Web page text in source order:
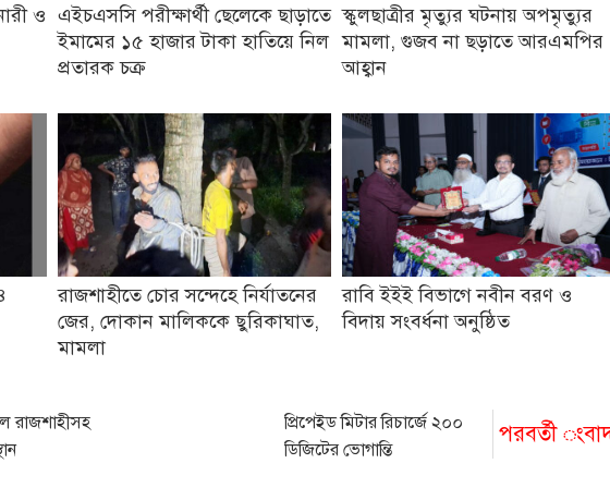
ও এইচএসসি পরীক্ষার্থী ছেলেকে ছাড়াতে
ইমামের ১৫ হাজার টাকা হাতিয়ে নিল
প্রতারক চক্র
স্কুলছাত্রীর মৃত্যুর ঘটনায় অপমৃত্যুর
মামলা, গুজব না ছড়াতে আরএমপির
আহ্বান
রাজশাহীতে চোর সন্দেহে নির্যাতনের
জের, দোকান মালিককে ছুরিকাঘাত,
মামলা
রাবি ইইই বিভাগে নবীন বরণ ও
বিদায় সংবর্ধনা অনুষ্ঠিত
রাজশাহীসহ
পরবর্তী
প্রিপেইড মিটার রিচার্জে ২০০
ডিজিটের ভোগান্তি